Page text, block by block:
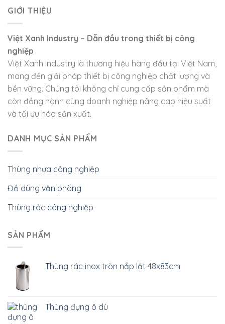
GIỚI THIỆU
Việt Xanh Industry – Dẫn đầu trong thiết bị công
nghiệp
Việt Xanh Industry là thương hiệu hàng đầu tại Việt Nam,
mang đến giải pháp thiết bị công nghiệp chất lượng và
bền vững. Chúng tôi không chỉ cung cấp sản phẩm mà
còn đồng hành cùng doanh nghiệp nâng cao hiệu suất
và tối ưu hóa sản xuất.
DANH MỤC SẢN PHẨM
Thùng nhựa công nghiệp
Đồ dùng văn phòng
Thùng rác công nghiệp
SẢN PHẨM
Thùng rác inox tròn nắp lật 48x83cm
Thùng đựng ô dù